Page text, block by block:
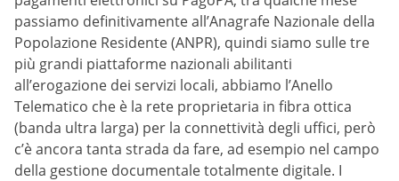
passiamo definitivamente all’Anagrafe Nazionale della
Popolazione Residente (ANPR), quindi siamo sulle tre
più grandi piattaforme nazionali abilitanti
all’erogazione dei servizi locali, abbiamo l’Anello
Telematico che è la rete proprietaria in fibra ottica
(banda ultra larga) per la connettività degli uffici, però
c’è ancora tanta strada da fare, ad esempio nel campo
della gestione documentale totalmente digitale. I